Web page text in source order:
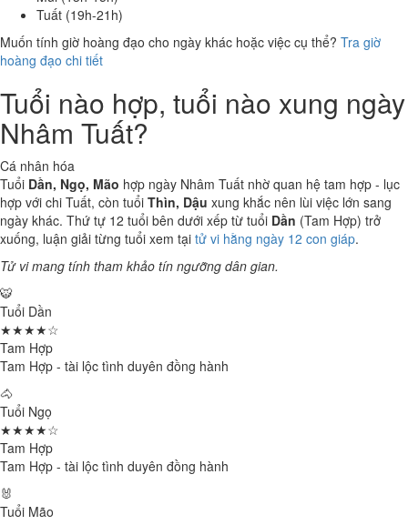
Tuất (19h-21h)
Muốn tính giờ hoàng đạo cho ngày khác hoặc việc cụ thể? Tra giờ
hoàng đạo chi tiết
Tuổi nào hợp, tuổi nào xung ngày
Nhâm Tuất?
Cá nhân hóa
Tuổi Dần, Ngọ, Mão hợp ngày Nhâm Tuất nhờ quan hệ tam hợp - lục
hợp với chi Tuất, còn tuổi Thìn, Dậu xung khắc nên lùi việc lớn sang
ngày khác. Thứ tự 12 tuổi bên dưới xếp từ tuổi Dần (Tam Hợp) trở
xuống, luận giải từng tuổi xem tại tử vi hằng ngày 12 con giáp.
Tử vi mang tính tham khảo tín ngưỡng dân gian.
🐯
Tuổi Dần
★★★★☆
Tam Hợp
Tam Hợp - tài lộc tình duyên đồng hành
🐴
Tuổi Ngọ
★★★★☆
Tam Hợp
Tam Hợp - tài lộc tình duyên đồng hành
🐰
Tuổi Mão